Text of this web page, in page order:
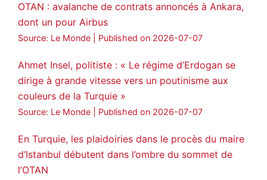
OTAN : avalanche de contrats annoncés à Ankara,
dont un pour Airbus
Source: Le Monde Published on 2026-07-07
Ahmet Insel, politiste : « Le régime d’Erdogan se
dirige à grande vitesse vers un poutinisme aux
couleurs de la Turquie »
Source: Le Monde Published on 2026-07-07
En Turquie, les plaidoiries dans le procès du maire
d’Istanbul débutent dans l’ombre du sommet de
l’OTAN